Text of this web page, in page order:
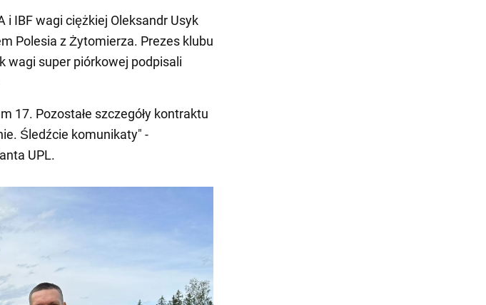
i IBF wagi ciężkiej Oleksandr Usyk
Polesia z Żytomierza. Prezes klubu
wagi super piórkowej podpisali
17. Pozostałe szczegóły kontraktu
Śledźcie komunikaty" -
UPL.